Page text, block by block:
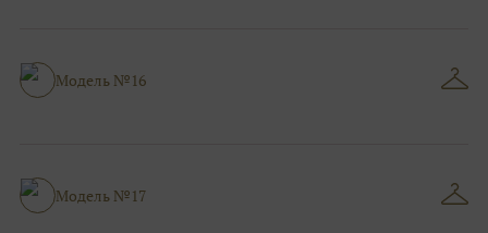
Модель №16
Модель №17